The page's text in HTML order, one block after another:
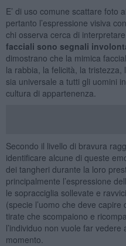
E’ di uso comune scattare foto
pertanto l’espressione visiva
chi osserva cerca di
facciali sono segnali
dimostrano che la mimica
la rabbia, la felicità, la
sia universale a tutti gli uomini
cultura di appartenenza.
Secondo il livello di bravura
identificare alcune di queste
dei tangheri durante la loro
principalmente l’espressione
le sopracciglia sollevate e
(specie l’uomo che deve
tirate che scompaiono e
l’individuo non vuole far
momento.